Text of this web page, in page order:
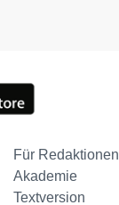
Für Redaktionen
Akademie
Textversion